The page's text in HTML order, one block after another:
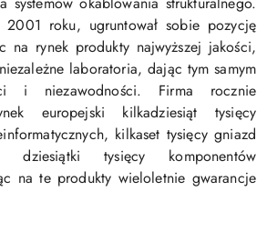
2001 roku, ugruntował sobie pozycję
na rynek produkty najwyższej jakości,
laboratoria, dając tym samym
i niezawodności. Firma rocznie
europejski kilkadziesiąt tysięcy
kilkaset tysięcy gniazd
dziesiątki tysięcy komponentów
na te produkty wieloletnie gwarancje